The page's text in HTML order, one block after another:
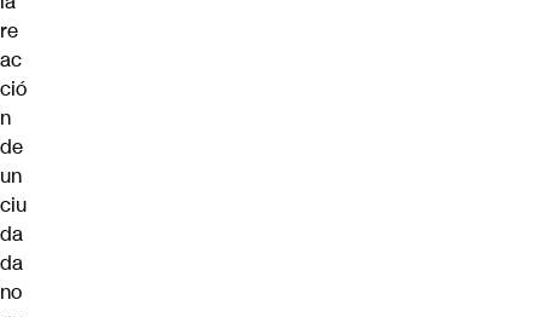
re
ac
ció
n
de
un
ciu
da
da
no